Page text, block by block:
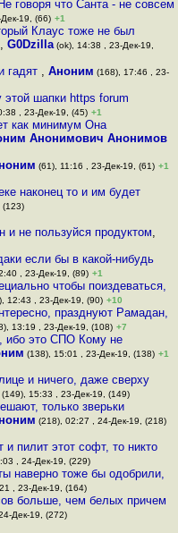
говоря что Санта - не совсем
19, (66) +1
Клаус тоже не был
,G0Dzilla (ok), 14:38 , 23-Дек-19,
гадят , Аноним (168), 17:46 , 23-
шапки https forum
, 23-Дек-19, (45) +1
как минимум Она
Анонимович Анонимов
(61), 11:16 , 23-Дек-19, (61) +1
наконец то и им будет
(123)
не пользуйся продуктом,
если бы в какой-нибудь
, 23-Дек-19, (89) +1
чтобы поиздеваться,
12:43 , 23-Дек-19, (90) +10
празднуют Рамадан,
13:19 , 23-Дек-19, (108) +7
ибо это СПО Кому не
(138), 15:01 , 23-Дек-19, (138) +1
и ничего, даже сверху
(149), 15:33 , 23-Дек-19, (149)
только зверьки
(218), 02:27 , 24-Дек-19, (218)
и пилит этот софт, то никто
, 24-Дек-19, (229)
наверно тоже бы одобрили,
, 23-Дек-19, (164)
больше, чем белых причем
Дек-19, (272)